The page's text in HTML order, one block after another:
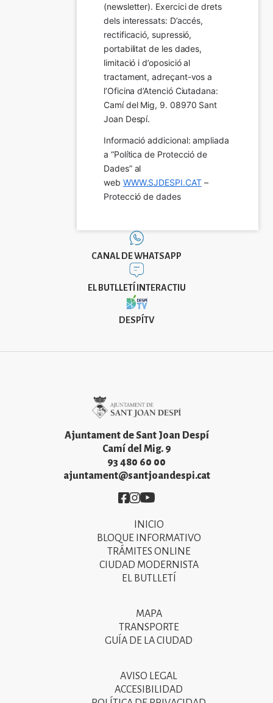
(newsletter). Exercici de drets
dels interessats: D’accés,
rectificació, supressió,
portabilitat de les dades,
limitació i d’oposició al
tractament, adreçant-vos a
l’Oficina d’Atenció Ciutadana:
Camí del Mig, 9. 08970 Sant
Joan Despí.
Informació addicional: ampliada
a “Política de Protecció de
Dades” al
web WWW.SJDESPI.CAT –
Protecció de dades
CANAL DE WHATSAPP
EL BUTLLETÍ INTERACTIU
DESPÍTV
Ajuntament de Sant Joan Despí
Camí del Mig. 9
93 480 60 00
ajuntament@santjoandespi.cat
Imatge
Imatge
Imatge
INICIO
BLOQUE INFORMATIVO
TRÁMITES ONLINE
CIUDAD MODERNISTA
EL BUTLLETÍ
MAPA
TRANSPORTE
GUÍA DE LA CIUDAD
AVISO LEGAL
ACCESIBILIDAD